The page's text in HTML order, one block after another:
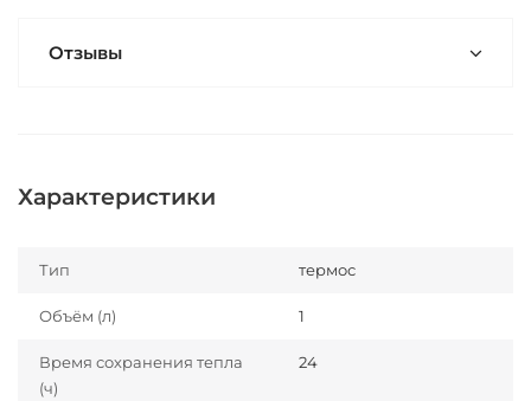
Отзывы
Характеристики
Тип термос
Объём (л) 1
Время сохранения тепла
(ч)
24